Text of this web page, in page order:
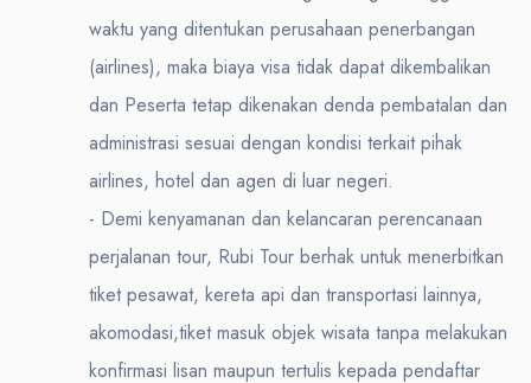
waktu yang ditentukan perusahaan penerbangan
(airlines), maka biaya visa tidak dapat dikembalikan
dan Peserta tetap dikenakan denda pembatalan dan
administrasi sesuai dengan kondisi terkait pihak
airlines, hotel dan agen di luar negeri.
- Demi kenyamanan dan kelancaran perencanaan
perjalanan tour, Rubi Tour berhak untuk menerbitkan
tiket pesawat, kereta api dan transportasi lainnya,
akomodasi,tiket masuk objek wisata tanpa melakukan
konfirmasi lisan maupun tertulis kepada pendaftar